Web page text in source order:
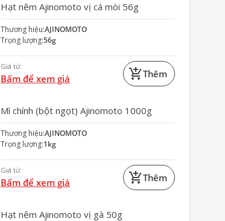
Hạt nêm Ajinomoto vị cá mòi 56g
Thương hiệu:AJINOMOTO
Trọng lượng:56g
Giá từ:
Bấm để xem giá add_shopping_cartThêm
Mì chính (bột ngọt) Ajinomoto 1000g
Thương hiệu:AJINOMOTO
Trọng lượng:1kg
Giá từ:
Bấm để xem giá add_shopping_cartThêm
Hạt nêm Ajinomoto vị gà 50g